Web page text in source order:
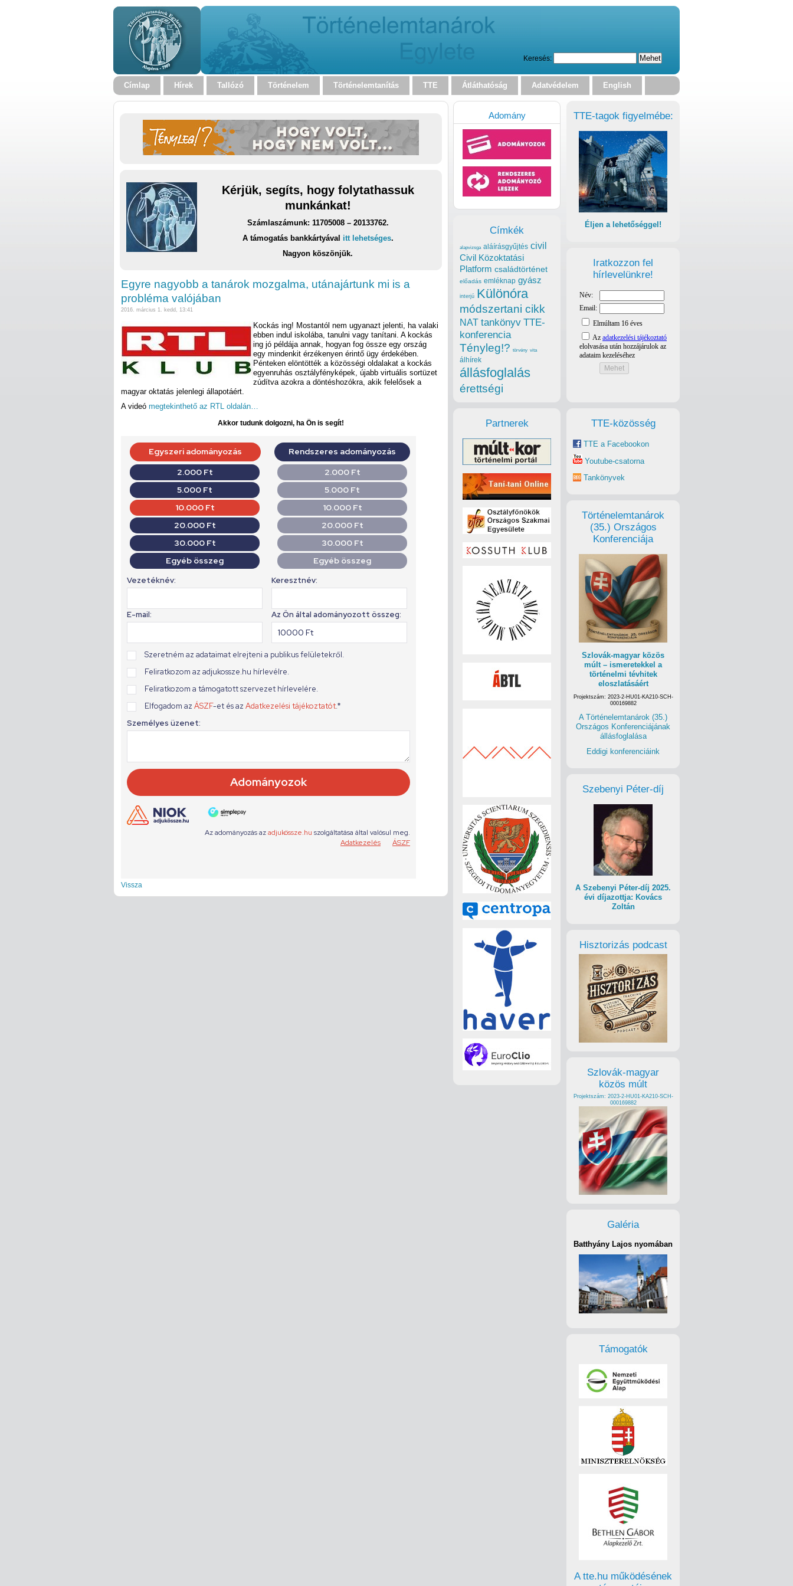
Keresés:
Címlap Hírek Tallózó Történelem Történelemtanítás TTE Átláthatóság Adatvédelem English
Kérjük, segíts, hogy folytathassuk
munkánkat!
Számlaszámunk: 11705008 – 20133762.
A támogatás bankkártyával itt lehetséges.
Nagyon köszönjük.
Egyre nagyobb a tanárok mozgalma, utánajártunk mi is a
probléma valójában
2016. március 1. kedd, 13:41
Kockás ing! Mostantól nem ugyanazt jelenti, ha valaki
ebben indul iskolába, tanulni vagy tanítani. A kockás
ing jó példája annak, hogyan fog össze egy ország
egy mindenkit érzékenyen érintő ügy érdekében.
Pénteken elöntötték a közösségi oldalakat a kockás
egyenruhás osztályfényképek, újabb virtuális sortüzet
zúdítva azokra a döntéshozókra, akik felelősek a
magyar oktatás jelenlegi állapotáért.
A videó megtekinthető az RTL oldalán…
Akkor tudunk dolgozni, ha Ön is segít!
Vissza
TTE-tagok figyelmébe:
Éljen a lehetőséggel!
Iratkozzon fel
hírlevelünkre!
TTE-közösség
TTE a Facebookon
Youtube-csatorna
Tankönyvek
Történelemtanárok
(35.) Országos
Konferenciája
Szlovák-magyar közös
múlt – ismeretekkel a
történelmi tévhitek
eloszlatásáért
Projektszám: 2023-2-HU01-KA210-SCH-
000169882
A Történelemtanárok (35.)
Országos Konferenciájának
állásfoglalása
Eddigi konferenciáink
Szebenyi Péter-díj
A Szebenyi Péter-díj 2025.
évi díjazottja: Kovács
Zoltán
Hisztorizás podcast
Szlovák-magyar
közös múlt
Projektszám: 2023-2-HU01-KA210-SCH-
000169882
Galéria
Batthyány Lajos nyomában
Támogatók
A tte.hu működésének
Adomány
Címkék
alapvizsga aláírásgyűjtés civil
Civil Közoktatási
Platform családtörténet
előadás emléknap gyász
interjú Különóra
módszertani cikk
NAT tankönyv TTE-
konferencia
Tényleg!? törvény vita
álhírek
állásfoglalás
érettségi
Partnerek